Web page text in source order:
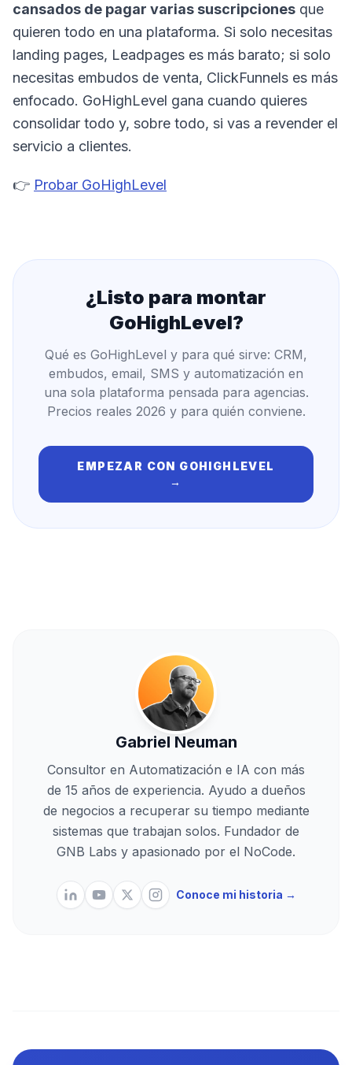
cansados de pagar varias suscripciones que
quieren todo en una plataforma. Si solo necesitas
landing pages, Leadpages es más barato; si solo
necesitas embudos de venta, ClickFunnels es más
enfocado. GoHighLevel gana cuando quieres
consolidar todo y, sobre todo, si vas a revender el
servicio a clientes.
👉 Probar GoHighLevel
¿Listo para montar
GoHighLevel?
Qué es GoHighLevel y para qué sirve: CRM,
embudos, email, SMS y automatización en
una sola plataforma pensada para agencias.
Precios reales 2026 y para quién conviene.
EMPEZAR CON GOHIGHLEVEL
→
Gabriel Neuman
Consultor en Automatización e IA con más
de 15 años de experiencia. Ayudo a dueños
de negocios a recuperar su tiempo mediante
sistemas que trabajan solos. Fundador de
GNB Labs y apasionado por el NoCode.
Conoce mi historia →